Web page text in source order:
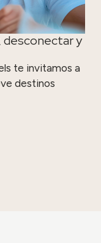
desconectar y
te invitamos a
destinos